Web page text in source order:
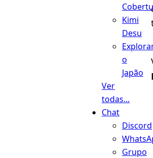
Kimi
Desu
o
Japão
Ver
todas...
Chat
Discord
Grupo